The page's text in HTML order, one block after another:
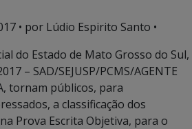
• por Lúdio Espirito Santo •
do Estado de Mato Grosso do Sul,
– SAD/SEJUSP/PCMS/AGENTE
tornam públicos, para
a classificação dos
Prova Escrita Objetiva, para o